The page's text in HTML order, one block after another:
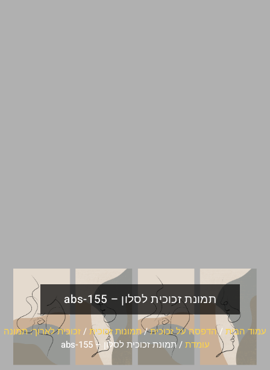
תמונת זכוכית לסלון – abs-155
עמוד הבית /הדפסה על זכוכית/תמונות זכוכית/זכוכית לארוך: תמונה
עומדת/ תמונת זכוכית לסלון – abs-155